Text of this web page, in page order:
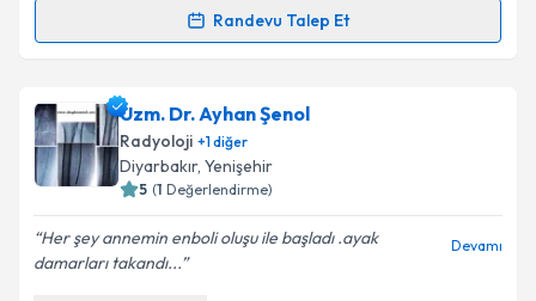
kapsamda işlenmesini kabul ediyorum.
Randevu Talep Et
Randevu Takvimi Talebi
Prof. Dr. Erol Akgüliçin randevu takvimi talebi
oluşturun. Size bu uzmandan randevu almanız için bir
takvim hazırlandığında e-posta ile bilgilendireceğiz.
Uzm. Dr. Ayhan Şenol
Radyoloji +1diğer
Diyarbakır, Yenişehir
5 (1 Değerlendirme)
Her şey annemin enboli oluşu ile başladı .ayak
damarları takandı...
Devamı